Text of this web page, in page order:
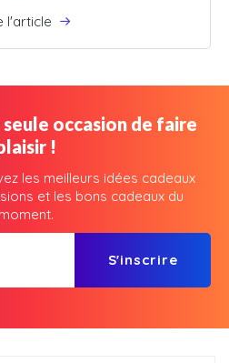
l'article
occasion de faire
!
les meilleurs idées cadeaux
et les bons cadeaux du
moment.
S'inscrire